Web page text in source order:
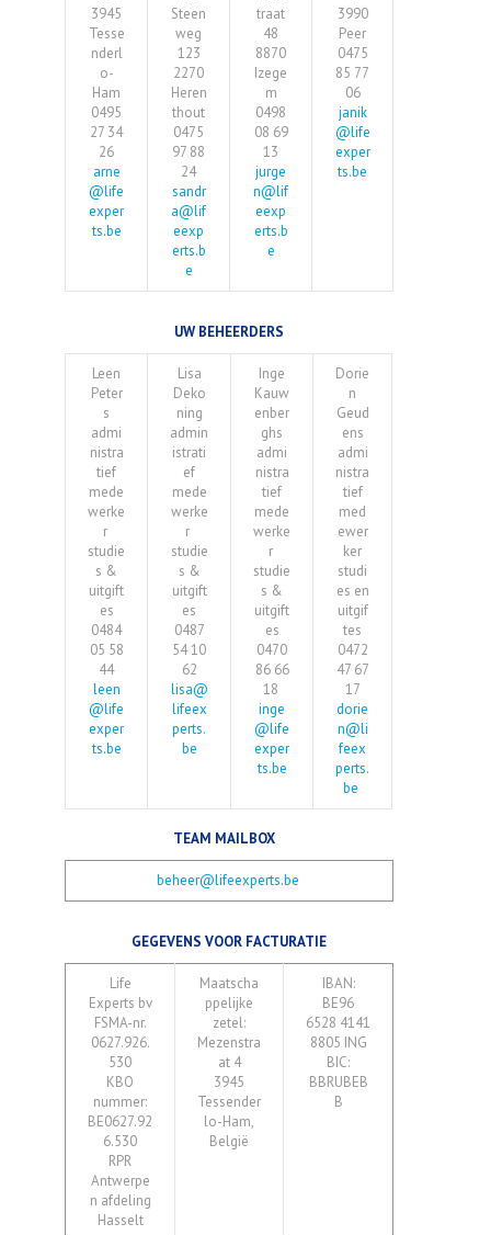
3945
Tesse
nderl
o-
Ham
0495
27 34
26
arne
@life
exper
ts.be
Steen
weg
123
2270
Heren
thout
0475
97 88
24
sandr
a@lif
eexp
erts.b
e
traat
48
8870
Izege
m
0498
08 69
13
jurge
n@lif
eexp
erts.b
e
3990
Peer
0475
85 77
06
janik
@life
exper
ts.be
UW BEHEERDERS
Leen
Peter
s
admi
nistra
tief
mede
werke
r
studie
s &
uitgift
es
0484
05 58
44
leen
@life
exper
ts.be
Lisa
Deko
ning
admin
istrati
ef
mede
werke
r
studie
s &
uitgift
es
0487
54 10
62
lisa@
lifeex
perts.
be
Inge
Kauw
enber
ghs
admi
nistra
tief
mede
werke
r
studie
s &
uitgift
es
0470
86 66
18
inge
@life
exper
ts.be
Dorie
n
Geud
ens
admi
nistra
tief
med
ewer
ker
studi
es en
uitgif
tes
0472
47 67
17
dorie
n@li
feex
perts.
be
TEAM MAILBOX
beheer@lifeexperts.be
GEGEVENS VOOR FACTURATIE
Life
Experts bv
FSMA-nr.
0627.926.
530
KBO
nummer:
BE0627.92
6.530
RPR
Antwerpe
n afdeling
Hasselt
Maatscha
ppelijke
zetel:
Mezenstra
at 4
3945
Tessender
lo-Ham,
België
IBAN:
BE96
6528 4141
8805 ING
BIC:
BBRUBEB
B